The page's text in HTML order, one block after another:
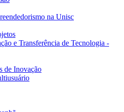
na Unisc
e Transferência de Tecnologia -
de Inovação